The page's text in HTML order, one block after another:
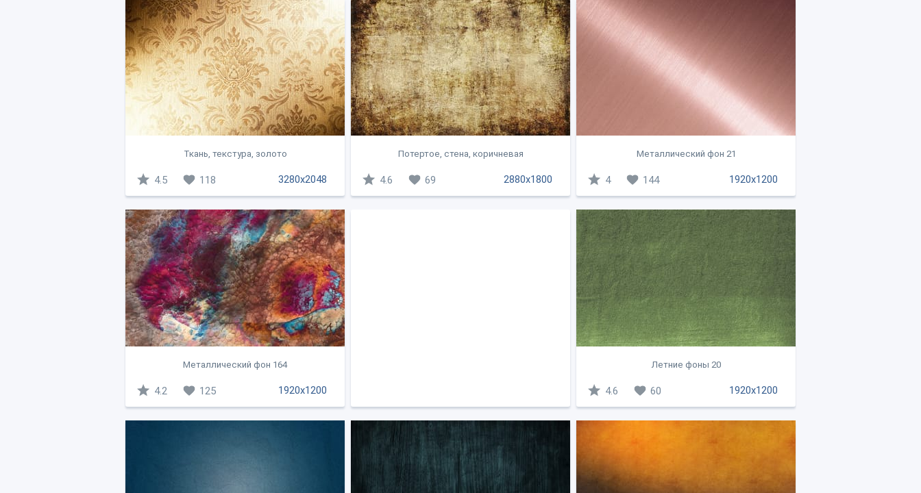
Ткань, текстура, золото
3280x2048
4.5 118
Потертое, стена, коричневая
2880x1800
4.6 69
Металлический фон 21
1920x1200
4 144
Металлический фон 164
1920x1200
4.2 125
Летние фоны 20
1920x1200
4.6 60